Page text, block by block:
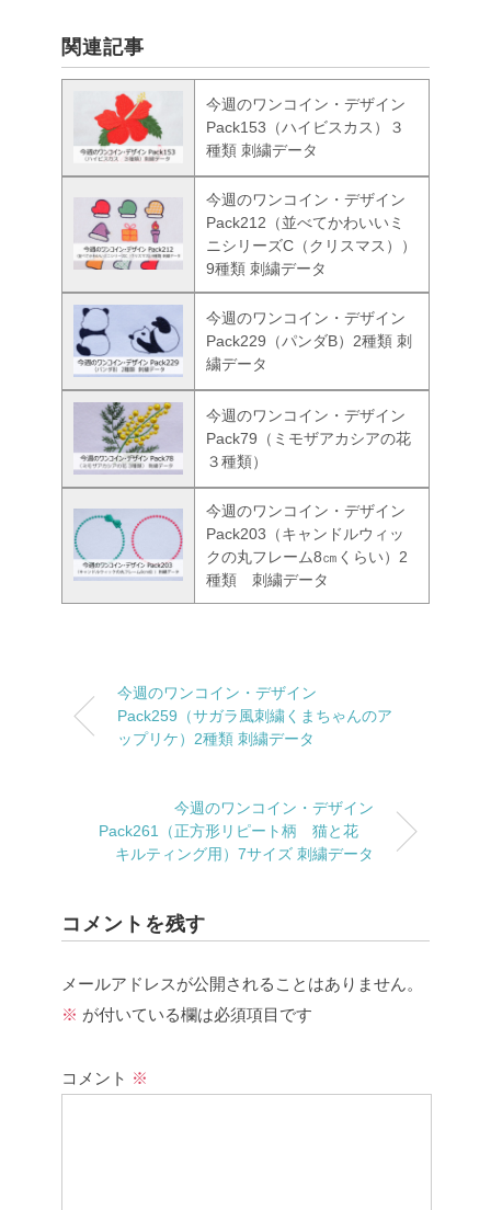
関連記事
今週のワンコイン・デザイン
Pack153（ハイビスカス）３
種類 刺繍データ
今週のワンコイン・デザイン
Pack212（並べてかわいいミ
ニシリーズC（クリスマス））
9種類 刺繍データ
今週のワンコイン・デザイン
Pack229（パンダB）2種類 刺
繍データ
今週のワンコイン・デザイン
Pack79（ミモザアカシアの花
３種類）
今週のワンコイン・デザイン
Pack203（キャンドルウィッ
クの丸フレーム8㎝くらい）2
種類 刺繍データ
今週のワンコイン・デザイン
Pack259（サガラ風刺繍くまちゃんのア
ップリケ）2種類 刺繍データ
今週のワンコイン・デザイン
Pack261（正方形リピート柄 猫と花
キルティング用）7サイズ 刺繍データ
コメントを残す
メールアドレスが公開されることはありません。
※ が付いている欄は必須項目です
コメント ※